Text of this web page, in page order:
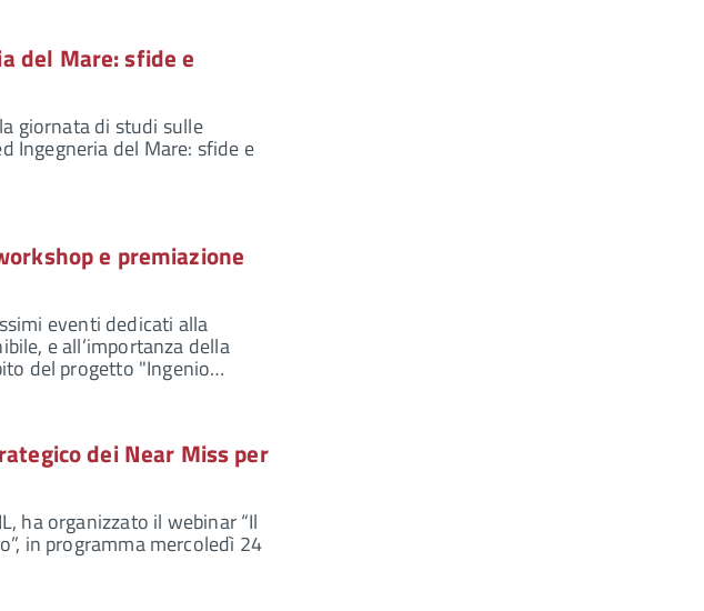
del Mare: sfide e
giornata di studi sulle
Ingegneria del Mare: sfide e
e premiazione
eventi dedicati alla
e all’importanza della
del progetto "Ingenio…
dei Near Miss per
ha organizzato il webinar “Il
in programma mercoledì 24